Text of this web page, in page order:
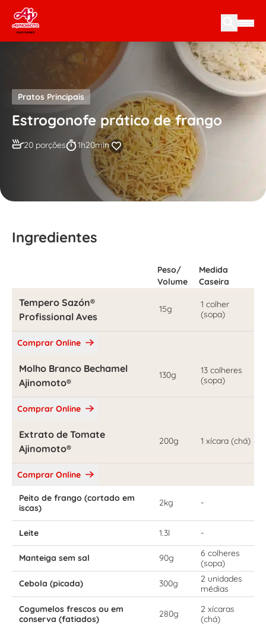
Skip to content
Pratos Principais
Estrogonofe prático de frango
20 porções 1h20min
Ingredientes
Peso/
Volume
Medida
Caseira
Tempero Sazón®
Profissional Aves
15g
1 colher
(sopa)
Comprar Online
Molho Branco Bechamel
Ajinomoto®
130g
13 colheres
(sopa)
Comprar Online
Extrato de Tomate
Ajinomoto®
200g 1 xícara (chá)
Comprar Online
Peito de frango (cortado em
iscas)
2kg -
Leite 1.3l -
Manteiga sem sal 90g
6 colheres
(sopa)
Cebola (picada)
300g
2 unidades
médias
Cogumelos frescos ou em
conserva (fatiados)
280g
2 xícaras
(chá)